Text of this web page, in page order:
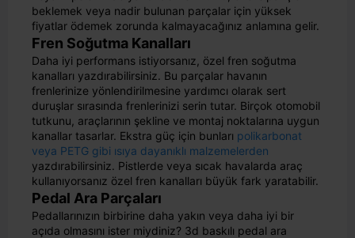
beklemek veya nadir bulunan parçalar için yüksek
fiyatlar ödemek zorunda kalmayacağınız anlamına gelir.
Fren Soğutma Kanalları
Daha iyi performans istiyorsanız, özel fren soğutma
kanalları yazdırabilirsiniz. Bu parçalar havanın
frenlerinize yönlendirilmesine yardımcı olarak sert
duruşlar sırasında frenlerinizi serin tutar. Birçok otomobil
tutkunu, araçlarının şekline ve montaj noktalarına uygun
kanallar tasarlar. Ekstra güç için bunları polikarbonat
veya PETG gibi ısıya dayanıklı malzemelerden
yazdırabilirsiniz. Pistlerde veya sıcak havalarda araç
kullanıyorsanız özel fren kanalları büyük fark yaratabilir.
Pedal Ara Parçaları
Pedallarınızın birbirine daha yakın veya daha iyi bir
açıda olmasını ister miydiniz? 3d baskılı pedal ara